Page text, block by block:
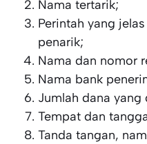
Nama tertarik;
Perintah yang
penarik;
Nama dan nomor
Nama bank
Jumlah dana
Tempat dan
Tanda tangan,